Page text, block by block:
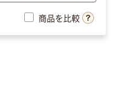
商品を比較